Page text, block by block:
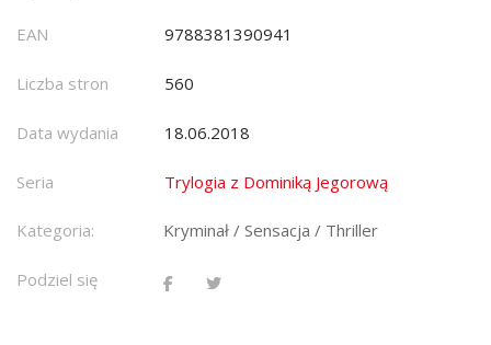
EAN 9788381390941
Liczba stron 560
Data wydania 18.06.2018
Seria Trylogia z Dominiką Jegorową
Kategoria: Kryminał / Sensacja / Thriller
Podziel się